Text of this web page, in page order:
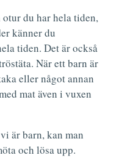
du har hela tiden,
känner du
tiden. Det är också
När ett barn är
eller något annan
mat även i vuxen
är barn, kan man
och lösa upp.